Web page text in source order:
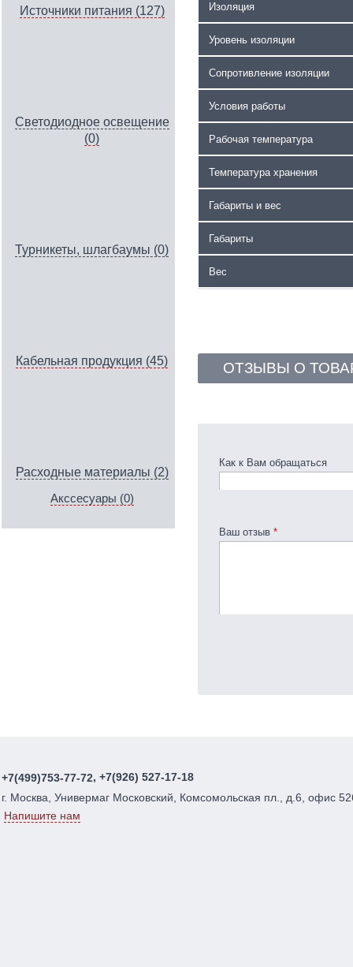
Источники питания (127)
Светодиодное освещение
(0)
Турникеты, шлагбаумы (0)
Кабельная продукция (45)
Расходные материалы (2)
Акссесуары (0)
Изоляция
Уровень изоляции
Сопротивление изоляции
Условия работы
Рабочая температура
Температура хранения
Габариты и вес
Габариты
Вес
ОТЗЫВЫ О
Как к Вам обращаться
Ваш отзыв *
+7(499)753-77-72, +7(926) 527-17-18
г. Москва, Универмаг Московский, Комсомольская пл., д.6, офис
Напишите нам